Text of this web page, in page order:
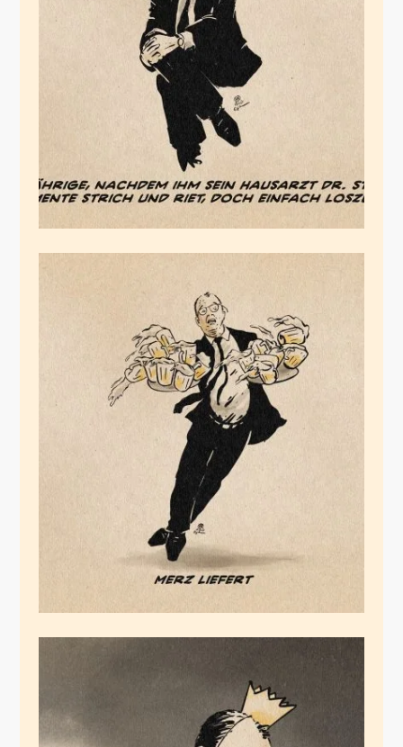
Der Gestrige
November 18, 2025
Merz liefert
September 4, 2025